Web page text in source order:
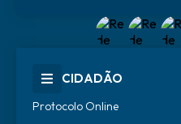
CIDADÃO
Protocolo Online